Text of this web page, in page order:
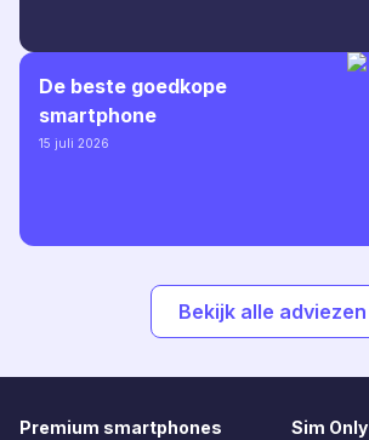
De beste goedkope
smartphone
15 juli 2026
Bekijk alle adviezen
Premium smartphones Sim Only